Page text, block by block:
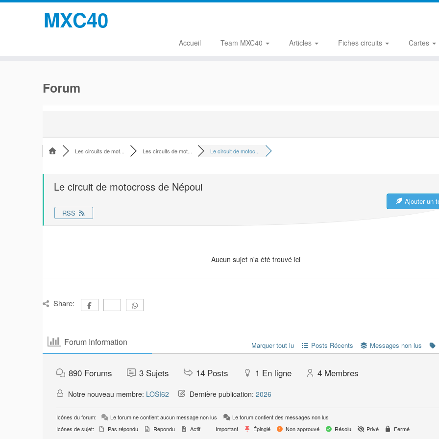
MXC40
Accueil Team MXC40 Articles Fiches circuits Cartes
Forum
Les circuits de mot... Les circuits de mot... Le circuit de motoc...
Le circuit de motocross de Népoui
RSS
Ajouter un
Aucun sujet n'a été trouvé ici
Share:
Forum Information Marquer tout lu Posts Récents Messages non lus
890 Forums 3 Sujets 14 Posts 1 En ligne 4 Membres
Notre nouveau membre: LOSI62 Dernière publication: 2026
Icônes du forum: Le forum ne contient aucun message non lus
Le forum contient des messages non lus
Icônes de sujet:
Pas répondu Repondu Actif Important Épinglé Non approuvé Résolu Privé Fermé